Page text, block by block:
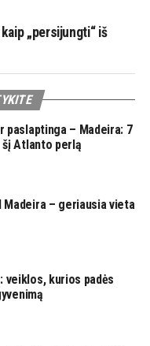
„persijungti“ iš
paslaptinga – Madeira: 7
Atlanto perlą
Madeira – geriausia vieta
veiklos, kurios padės